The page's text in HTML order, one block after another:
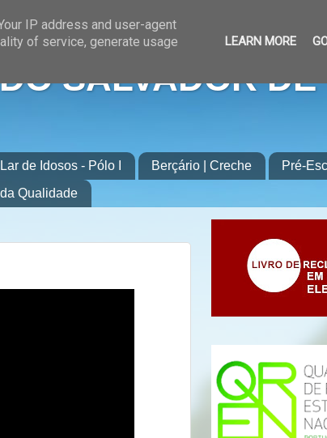
SALVADOR
Lar de Idosos - Pólo I Berçário | Creche
Pré-
Qualidade
IP address and user-agent
of service, generate usage
LEARN MORE